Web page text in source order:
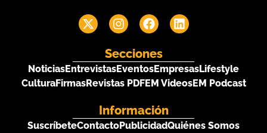
Secciones
NoticiasEntrevistasEventosEmpresasLifestyle
CulturaFirmasRevistas PDFEM VideosEM Podcast
Información
SuscríbeteContactoPublicidadQuiénes Somos